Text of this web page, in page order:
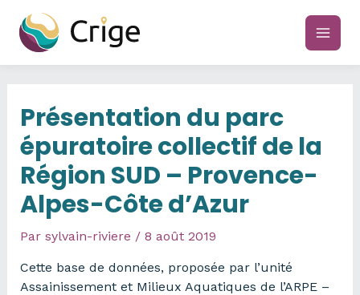
contenu
main
Présentation du parc
épuratoire collectif de la
Région SUD – Provence-
Alpes-Côte d’Azur
Par sylvain-riviere / 8 août 2019
Cette base de données, proposée par l’unité
Assainissement et Milieux Aquatiques de l’ARPE –